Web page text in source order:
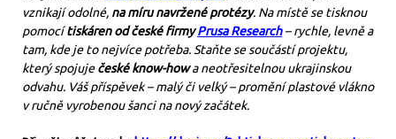
vznikají odolné, na míru navržené protézy. Na místě se tisknou
pomocítiskáren od české firmyPrusa Research– rychle, levně a
tam, kde je to nejvíce potřeba. Staňte se součástí projektu,
který spojuječeské know-howa neotřesitelnou ukrajinskou
odvahu. Váš příspěvek – malý či velký – promění plastové vlákno
v ručně vyrobenou šanci na nový začátek.